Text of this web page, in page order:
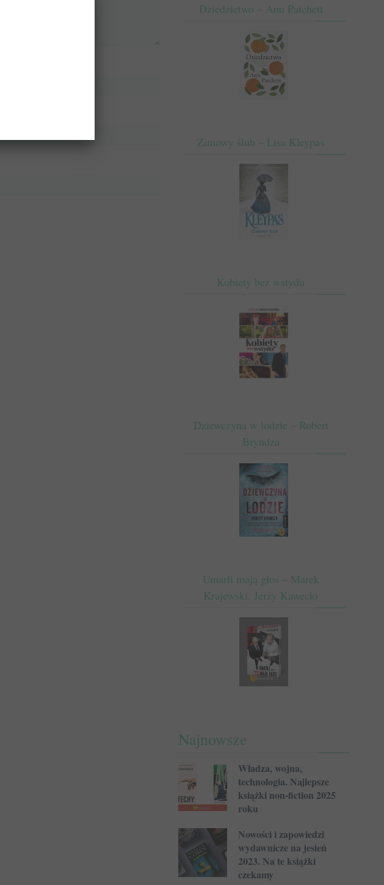
Dziedzictwo – Ann Patchett
Zimowy ślub – Lisa Kleypas
Kobiety bez wstydu
Dziewczyna w lodzie – Robert
Bryndza
Umarli mają głos – Marek
Krajewski, Jerzy Kawecki
Najnowsze
Władza, wojna,
technologia. Najlepsze
książki non-fiction 2025
roku
Nowości i zapowiedzi
wydawnicze na jesień
2023. Na te książki
czekamy